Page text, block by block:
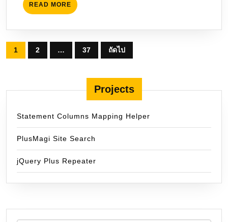
READ MORE READ
MORE
Posts
pagination
1 2 … 37 ถัดไป
Projects
Statement Columns Mapping Helper
PlusMagi Site Search
jQuery Plus Repeater